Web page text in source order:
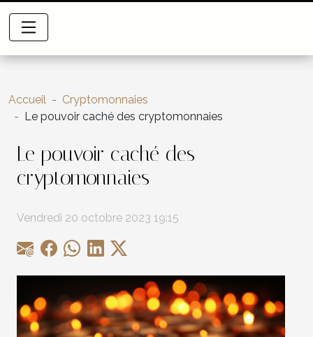
Accueil
Cryptomonnaies
Le pouvoir caché des cryptomonnaies
Le pouvoir caché des
cryptomonnaies
Vendredi 20 octobre 2023 19:15